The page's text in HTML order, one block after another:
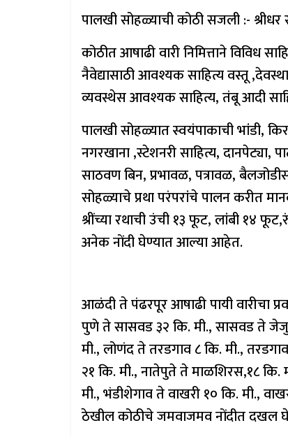
पालखी सोहळ्याची कोठी सजली :-
कोठीत आषाढी वारी निमित्ताने विविध
नैवेद्यासाठी आवश्यक साहित्य वस्तू
व्यवस्थेस आवश्यक साहित्य, तंबू आदी
पालखी सोहळ्यात स्वयंपाकाची भांडी,
नगरखाना ,स्टेशनरी साहित्य, दानपेट्या,
साठवण बिन, प्रभावळ, पत्रावळ,
सोहळ्याचे प्रथा परंपरांचे पालन करीत
श्रींच्या रथाची उंची १३ फूट, लांबी १४
अनेक नोंदी घेण्यात आल्या आहेत.
आळंदी ते पंढरपूर आषाढी पायी वारीचा
पुणे ते सासवड ३२ कि. मी., सासवड ते
मी., लोणंद ते तरडगाव ८ कि. मी.,
२१ कि. मी., नातेपुते ते माळशिरस,१८
मी., भंडीशेगाव ते वाखरी १० कि. मी.,
ठेखील कोठीचे जमवाजमव नोंदीत दखल